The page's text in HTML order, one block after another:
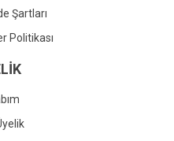
Şartları
Politikası